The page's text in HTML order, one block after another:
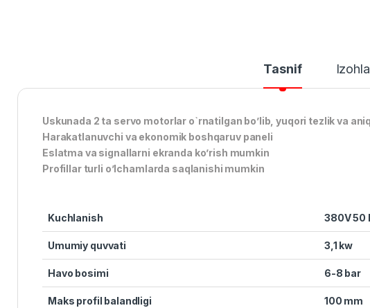
Tasnif
Uskunada 2 ta servo motorlar o`rnatilgan bo’lib, yuqori tezlik va
Harakatlanuvchi va ekonomik boshqaruv paneli
Eslatma va signallarni ekranda ko’rish mumkin
Profillar turli o’lchamlarda saqlanishi mumkin
Kuchlanish 380V 50
Umumiy quvvati 3,1 kw
Havo bosimi 6-8 bar
Maks profil balandligi 100 mm